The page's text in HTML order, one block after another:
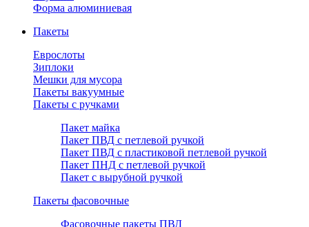
Форма алюминиевая
Пакеты
Еврослоты
Зиплоки
Мешки для мусора
Пакеты вакуумные
Пакеты с ручками
Пакет майка
Пакет ПВД с петлевой ручкой
Пакет ПВД с пластиковой петлевой ручкой
Пакет ПНД с петлевой ручкой
Пакет с вырубной ручкой
Пакеты фасовочные
Фасовочные пакеты ПВД